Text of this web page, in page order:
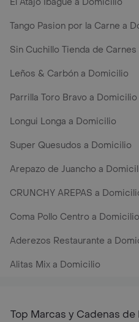
Tango Pasion por la Carne a
Sin Cuchillo Tienda de
Leños & Carbón a Domicilio
Parrilla Toro Bravo a Domicilio
Longui Longa a Domicilio
Super Quesudos a Domicilio
Arepazo de Juancho a
CRUNCHY AREPAS a
Coma Pollo Centro a Domicilio
Aderezos Restaurante a
Alitas Mix a Domicilio
Top Marcas y Cadenas de